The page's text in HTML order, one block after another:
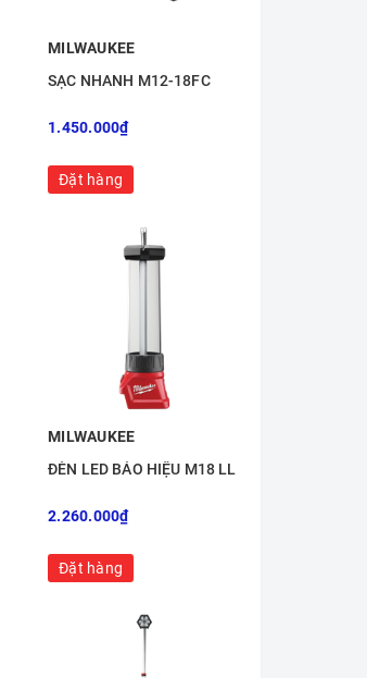
MILWAUKEE
SẠC NHANH M12-18FC
1.450.000₫
Đặt hàng
MILWAUKEE
ĐÈN LED BÁO HIỆU M18 LL
2.260.000₫
Đặt hàng